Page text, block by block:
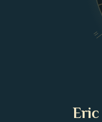
II
Eric